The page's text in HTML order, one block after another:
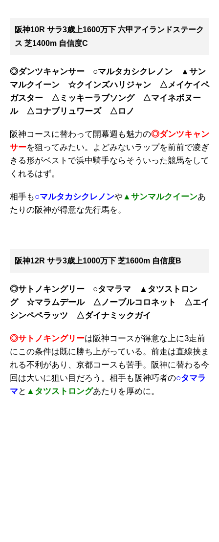
阪神10R サラ3歳上1600万下 六甲アイランドステーク
ス 芝1400m 自信度C
◎ダンツキャンサー ○マルタカシクレノン ▲サン
マルクイーン ☆クインズハリジャン △メイケイペ
ガスター △ミッキーラブソング △マイネボヌー
ル △コナブリュワーズ △ロノ
阪神コースに替わって開幕週も魅力の◎ダンツキャン
サーを狙ってみたい。よどみないラップを前前で凌ぎ
きる形がベストで浜中騎手ならそういった競馬をして
くれるはず。
相手も○マルタカシクレノンや▲サンマルクイーンあ
たりの阪神が得意な先行馬を。
阪神12R サラ3歳上1000万下 芝1600m 自信度B
◎サトノキングリー ○タマラマ ▲タツストロン
グ ☆マラムデール △ノーブルコロネット △エイ
シンペペラッツ △ダイナミックガイ
◎サトノキングリーは阪神コースが得意な上に3走前
にこの条件は既に勝ち上がっている。前走は直線挟ま
れる不利があり、京都コースも苦手。阪神に替わる今
回は大いに狙い目だろう。相手も阪神巧者の○タマラ
マと ▲タツストロングあたりを厚めに。